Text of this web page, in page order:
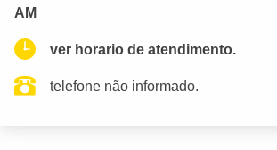
AM
ver horario de atendimento.
telefone não informado.